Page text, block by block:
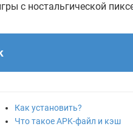
с ностальгической
Как установить?
Что такое APK-файл и кэш